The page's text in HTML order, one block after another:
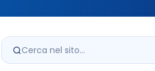
Cerca nel sito